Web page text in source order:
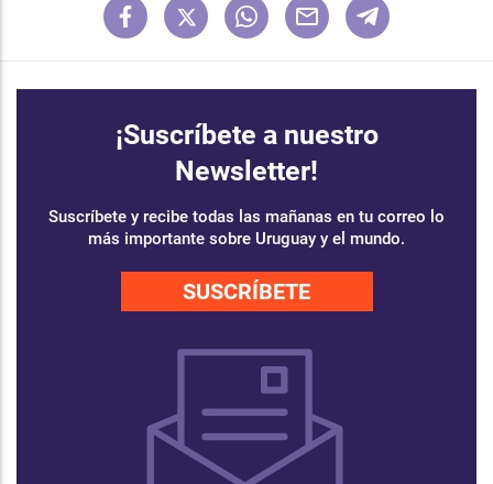
¡Suscríbete a nuestro
Newsletter!
Suscríbete y recibe todas las mañanas en tu correo lo
más importante sobre Uruguay y el mundo.
SUSCRÍBETE